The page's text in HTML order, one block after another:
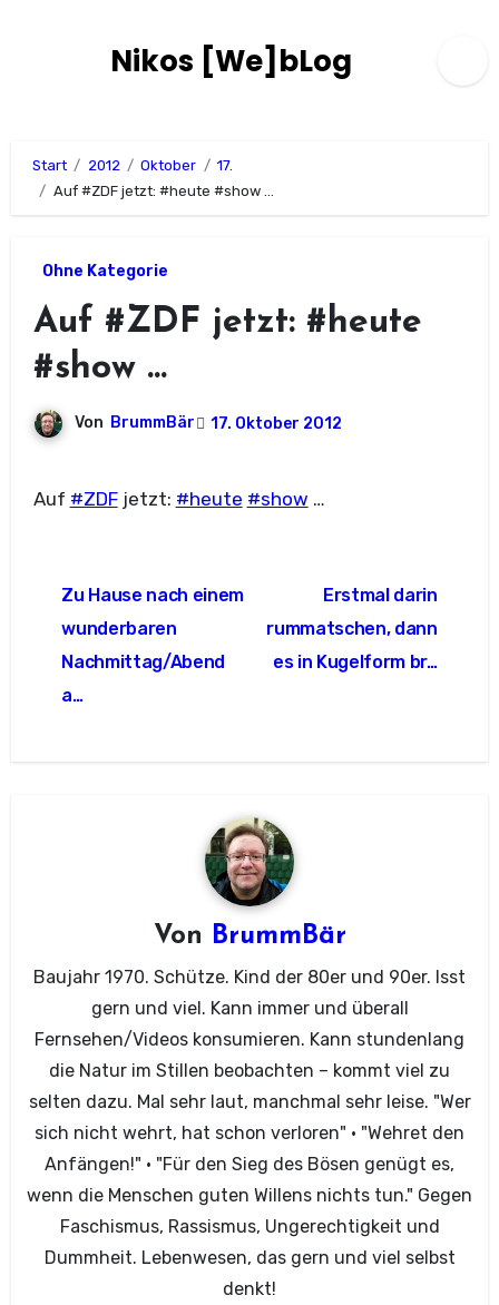
Nikos [We]bLog
Start 2012 Oktober
17.
Auf #ZDF jetzt: #heute #show …
Ohne Kategorie
Auf #ZDF jetzt: #heute
#show …
Von BrummBär 17. Oktober 2012
Auf #ZDFjetzt: #heute #show …
Zu Hause nach einem
wunderbaren
Nachmittag/Abend
a…
Erstmal darin
rummatschen, dann
es in Kugelform br…
Von BrummBär
Baujahr 1970. Schütze. Kind der 80er und 90er. Isst
gern und viel. Kann immer und überall
Fernsehen/Videos konsumieren. Kann stundenlang
die Natur im Stillen beobachten – kommt viel zu
selten dazu. Mal sehr laut, manchmal sehr leise. "Wer
sich nicht wehrt, hat schon verloren" · "Wehret den
Anfängen!" · "Für den Sieg des Bösen genügt es,
wenn die Menschen guten Willens nichts tun." Gegen
Faschismus, Rassismus, Ungerechtigkeit und
Dummheit. Lebenwesen, das gern und viel selbst
denkt!